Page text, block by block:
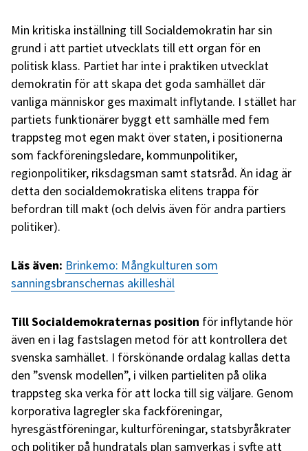
Min kritiska inställning till Socialdemokratin har sin
grund i att partiet utvecklats till ett organ för en
politisk klass. Partiet har inte i praktiken utvecklat
demokratin för att skapa det goda samhället där
vanliga människor ges maximalt inflytande. I stället har
partiets funktionärer byggt ett samhälle med fem
trappsteg mot egen makt över staten, i positionerna
som fackföreningsledare, kommunpolitiker,
regionpolitiker, riksdagsman samt statsråd. Än idag är
detta den socialdemokratiska elitens trappa för
befordran till makt (och delvis även för andra partiers
politiker).
Läs även: Brinkemo: Mångkulturen som
sanningsbranschernas akilleshäl
Till Socialdemokraternas position för inflytande hör
även en i lag fastslagen metod för att kontrollera det
svenska samhället. I förskönande ordalag kallas detta
den ”svensk modellen”, i vilken partieliten på olika
trappsteg ska verka för att locka till sig väljare. Genom
korporativa lagregler ska fackföreningar,
hyresgästföreningar, kulturföreningar, statsbyråkrater
och politiker på hundratals plan samverkas i syfte att